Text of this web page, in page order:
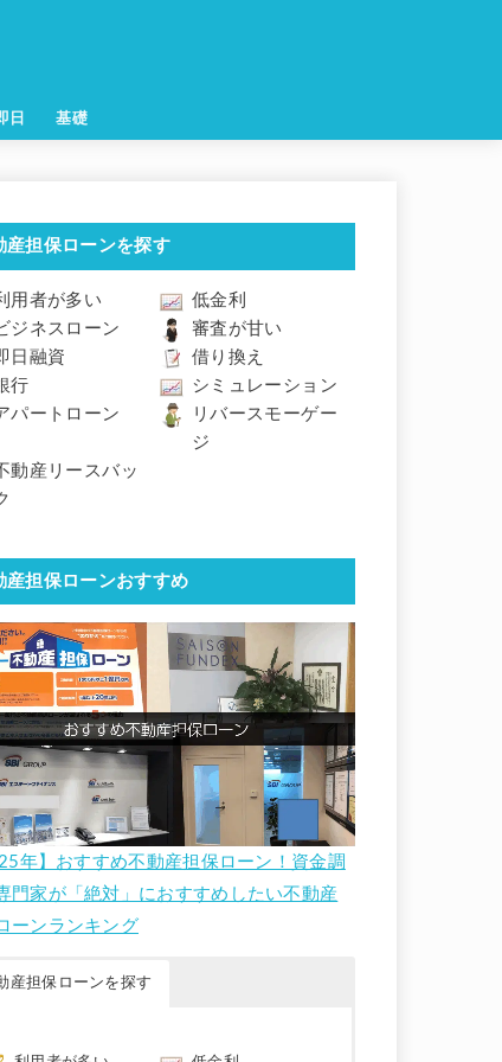
日 基礎
産担保ローンを探す
用者が多い
低金利
ジネスローン
審査が甘い
日融資
借り換え
行
シミュレーション
パートローン
リバースモーゲー
ジ
動産リースバッ
産担保ローンおすすめ
年】おすすめ不動産担保ローン！資金調
門家が「絶対」におすすめしたい不動産
ーンランキング
産担保ローンを探す